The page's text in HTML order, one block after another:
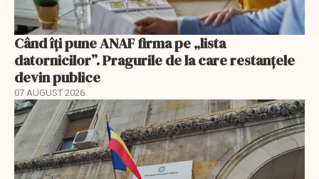
Când îți pune ANAF firma pe „lista
datornicilor”. Pragurile de la care restanțele
devin publice
07 AUGUST 2026